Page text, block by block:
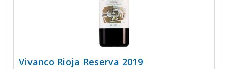
Vivanco Rioja Reserva 2019